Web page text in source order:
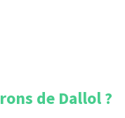
de Dallol?